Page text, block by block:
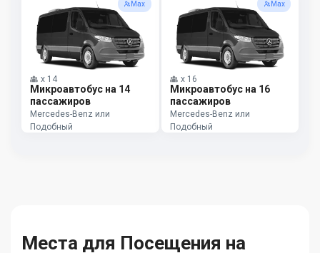
Max
x 14
Микроавтобус на 14
пассажиров
Mercedes-Benz или
Подобный
Max
x 16
Микроавтобус на 16
пассажиров
Mercedes-Benz или
Подобный
Места для Посещения на